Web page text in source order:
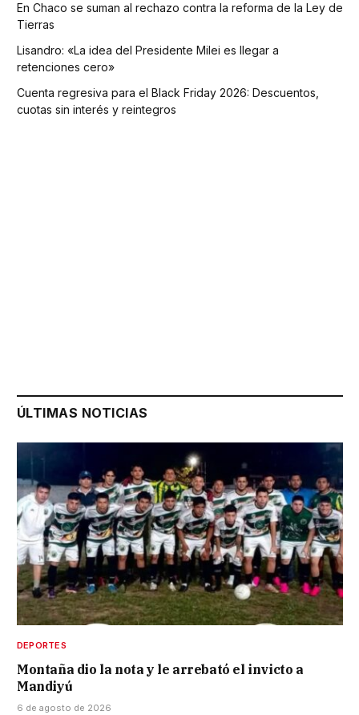
En Chaco se suman al rechazo contra la reforma de la Ley de
Tierras
Lisandro: «La idea del Presidente Milei es llegar a
retenciones cero»
Cuenta regresiva para el Black Friday 2026: Descuentos,
cuotas sin interés y reintegros
ÚLTIMAS NOTICIAS
DEPORTES
Montaña dio la nota y le arrebató el invicto a
Mandiyú
6 de agosto de 2026